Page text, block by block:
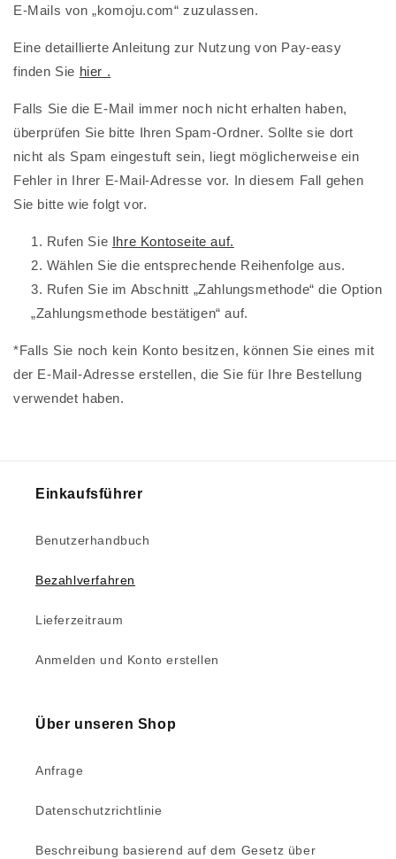
E-Mails von „komoju.com“ zuzulassen.
Eine detaillierte Anleitung zur Nutzung von Pay-easy
finden Sie hier .
Falls Sie die E-Mail immer noch nicht erhalten haben,
überprüfen Sie bitte Ihren Spam-Ordner. Sollte sie dort
nicht als Spam eingestuft sein, liegt möglicherweise ein
Fehler in Ihrer E-Mail-Adresse vor. In diesem Fall gehen
Sie bitte wie folgt vor.
Rufen Sie
Ihre Kontoseite auf.
Wählen Sie die entsprechende Reihenfolge aus.
Rufen Sie im Abschnitt „Zahlungsmethode“ die Option
„Zahlungsmethode bestätigen“ auf.
*Falls Sie noch kein Konto besitzen, können Sie eines mit
der E-Mail-Adresse erstellen, die Sie für Ihre Bestellung
verwendet haben.
Einkaufsführer
Benutzerhandbuch
Bezahlverfahren
Lieferzeitraum
Anmelden und Konto erstellen
Über unseren Shop
Anfrage
Datenschutzrichtlinie
Beschreibung basierend auf dem Gesetz über